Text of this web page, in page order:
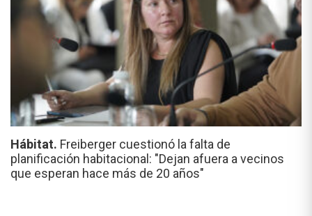
Hábitat. Freiberger cuestionó la falta de
planificación habitacional: "Dejan afuera a vecinos
que esperan hace más de 20 años"